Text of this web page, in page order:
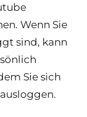
Wenn Sie
sind, kann
Sie sich